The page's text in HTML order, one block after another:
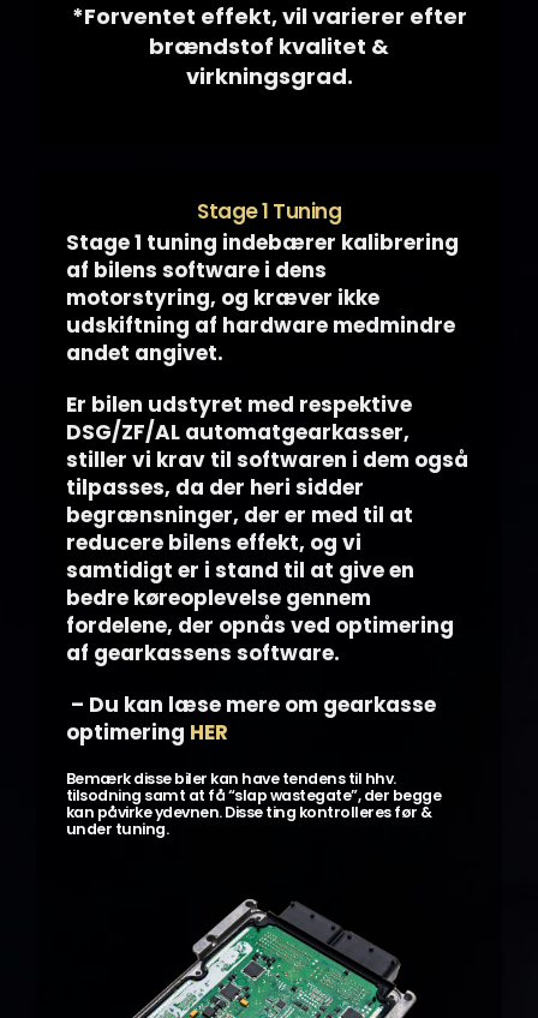
*Forventet effekt, vil varierer efter
brændstof kvalitet &
virkningsgrad.
Stage 1 Tuning
Stage 1 tuning indebærer kalibrering
af bilens software i dens
motorstyring, og kræver ikke
udskiftning af hardware medmindre
andet angivet.
Er bilen udstyret med respektive
DSG/ZF/AL automatgearkasser,
stiller vi krav til softwaren i dem også
tilpasses, da der heri sidder
begrænsninger, der er med til at
reducere bilens effekt, og vi
samtidigt er i stand til at give en
bedre køreoplevelse gennem
fordelene, der opnås ved optimering
af gearkassens software.
– Du kan læse mere om gearkasse
optimering HER
Bemærk disse biler kan have tendens til hhv.
tilsodning samt at få “slap wastegate”, der begge
kan påvirke ydevnen. Disse ting kontrolleres før &
under tuning.